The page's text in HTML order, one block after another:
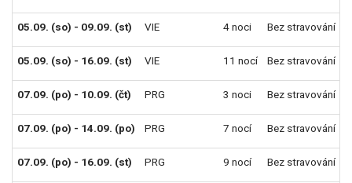
05.09. (so) - 09.09. (st) VIE 4 noci Bez stravování
05.09. (so) - 16.09. (st) VIE 11 nocí Bez stravování
07.09. (po) - 10.09. (čt) PRG 3 noci Bez stravování
07.09. (po) - 14.09. (po) PRG 7 nocí Bez stravování
07.09. (po) - 16.09. (st) PRG 9 nocí Bez stravování